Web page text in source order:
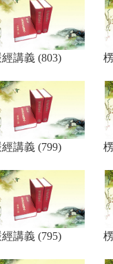
講義 (803)
講義 (799)
講義 (795)